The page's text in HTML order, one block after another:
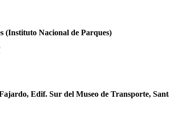
(Instituto Nacional de Parques)
Edif. Sur del Museo de Transporte,